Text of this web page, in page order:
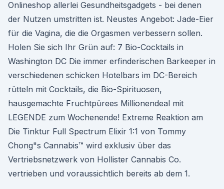
Onlineshop allerlei Gesundheitsgadgets - bei denen
der Nutzen umstritten ist. Neustes Angebot: Jade-Eier
für die Vagina, die die Orgasmen verbessern sollen.
Holen Sie sich Ihr Grün auf: 7 Bio-Cocktails in
Washington DC Die immer erfinderischen Barkeeper in
verschiedenen schicken Hotelbars im DC-Bereich
rütteln mit Cocktails, die Bio-Spirituosen,
hausgemachte Fruchtpürees Millionendeal mit
LEGENDE zum Wochenende! Extreme Reaktion am
Die Tinktur Full Spectrum Elixir 1:1 von Tommy
Chong"s Cannabis™ wird exklusiv über das
Vertriebsnetzwerk von Hollister Cannabis Co.
vertrieben und voraussichtlich bereits ab dem 1.